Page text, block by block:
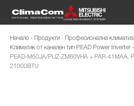
Начало - Продукти - Професионална
Климатик от канален тип PEAD Power Inverter -
PEAD-M60JA/PUZ-ZM60VHA + PAR-41MAA,
21000BTU